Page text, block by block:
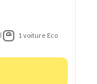
1 voiture Eco